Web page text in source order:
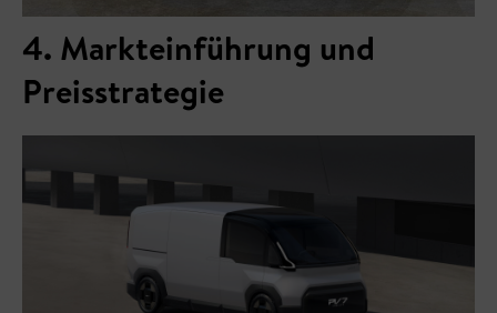
4. Markteinführung und
Preisstrategie